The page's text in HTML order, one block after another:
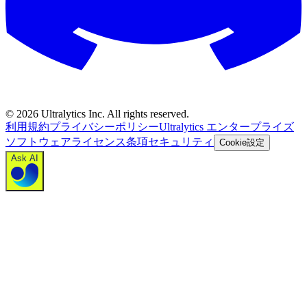
© 2026 Ultralytics Inc. All rights reserved.
利用規約プライバシーポリシーUltralytics エンタープライズ
ソフトウェアライセンス条項セキュリティ
Cookie設定
Ask AI